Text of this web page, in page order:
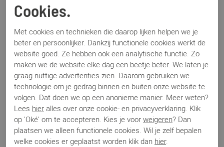
Omschrijving
Specificaties
Merk
Hartjes
Artikelnummer
Phil 162.1401
Breedtemaat
H
Los voetbed
Ja
Categorie
Sneakers
Kleur
Blauw
Cookies.
Met cookies en technieken die daarop lijken helpen we je
beter en persoonlijker. Dankzij functionele cookies werkt de
website goed. Ze hebben ook een analytische functie. Zo
maken we de website elke dag een beetje beter. We laten je
graag nuttige advertenties zien. Daarom gebruiken we
technologie om je gedrag binnen en buiten onze website te
volgen. Dat doen we op een anonieme manier. Meer weten?
Lees hier alles over onze cookie- en privacyverklaring. Klik
op 'Oké' om te accepteren. Kies je voor weigeren? Dan
plaatsen we alleen functionele cookies. Wil je zelf bepalen
welke cookies er geplaatst worden klik dan hier.